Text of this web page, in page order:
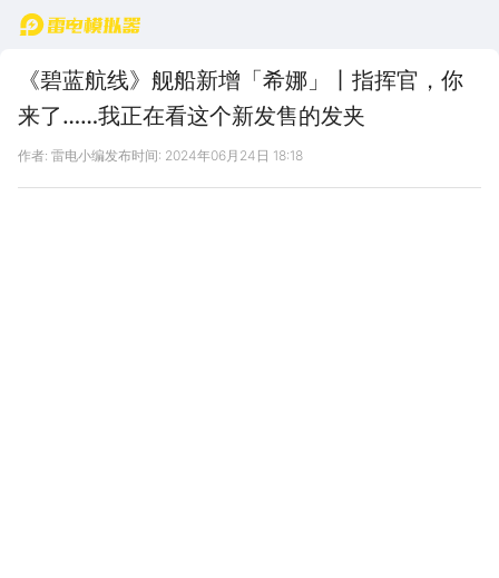
首页
《碧蓝航线》舰船新增「希娜」丨指挥官，你
来了……我正在看这个新发售的发夹
作者: 雷电小编发布时间: 2024年06月24日 18:18